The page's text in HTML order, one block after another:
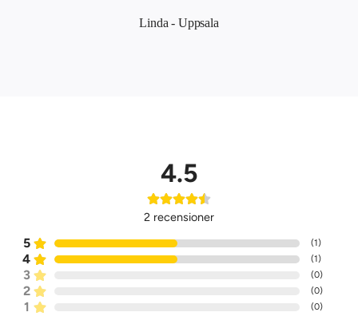
Linda - Uppsala
4.5
2 recensioner
5 (1)
4 (1)
3 (0)
2 (0)
1 (0)